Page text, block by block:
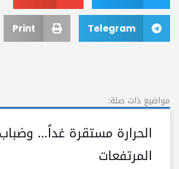
Telegram
Print
مواضيع ذات صلة:
الحرارة مستقرة غداً…
المرتفعات